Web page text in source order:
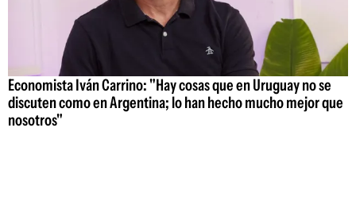
Economista Iván Carrino: "Hay cosas que en Uruguay no se
discuten como en Argentina; lo han hecho mucho mejor que
nosotros"